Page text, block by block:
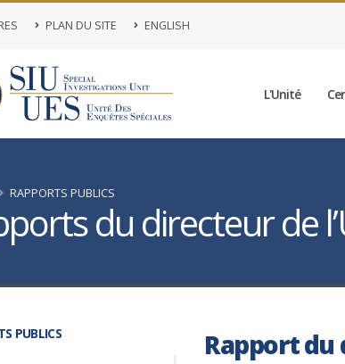
PLAN DU SITE ENGLISH
L'Unité
RAPPORTS PUBLICS
du directeur de
PUBLICS
Rapport du